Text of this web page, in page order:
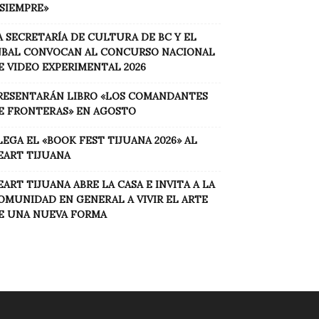
SECRETARÍA DE CULTURA DE BC Y EL
CONVOCAN AL CONCURSO NACIONAL
VIDEO EXPERIMENTAL 2026
LIBRO «LOS COMANDANTES
FRONTERAS» EN AGOSTO
EL «BOOK FEST TIJUANA 2026» AL
TIJUANA
TIJUANA ABRE LA CASA E INVITA A LA
EN GENERAL A VIVIR EL ARTE
UNA NUEVA FORMA